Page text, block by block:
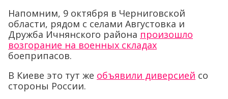
Напомним, 9 октября в Черниговской
области, рядом с селами Августовка и
Дружба Ичнянского района произошло
возгорание на военных складах
боеприпасов.
В Киеве это тут же объявили диверсией со
стороны России.